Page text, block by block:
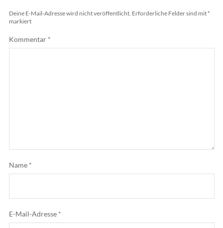
Deine E-Mail-Adresse wird nicht veröffentlicht. Erforderliche Felder sind mit *
markiert
Kommentar *
Name *
E-Mail-Adresse *